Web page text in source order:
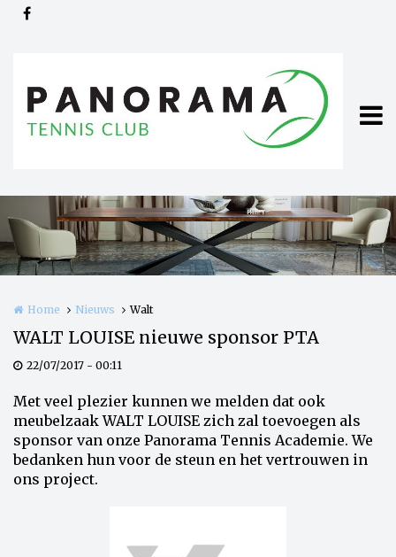
Overslaan en naar de inhoud gaan
Home Nieuws Walt
WALT LOUISE nieuwe sponsor PTA
22/07/2017 - 00:11
Met veel plezier kunnen we melden dat ook
meubelzaak WALT LOUISE zich zal toevoegen als
sponsor van onze Panorama Tennis Academie. We
bedanken hun voor de steun en het vertrouwen in
ons project.